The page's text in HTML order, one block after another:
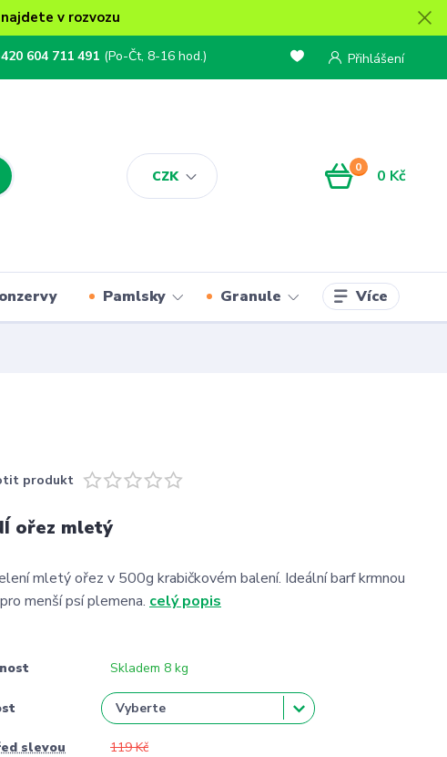
v rozvozu
CZK
Přihlášení
604 711 491 (Po-Čt, 8-16 hod.)
0 0 Kč
Pamlsky Granule Více
produkt
ořez mletý
mletý ořez v 500g krabičkovém balení. Ideální barf krmnou
menší psí plemena. celý popis
Skladem 8 kg
slevou 119 Kč